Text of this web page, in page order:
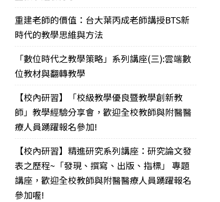
重建老師的價值：台大葉丙成老師講授BTS新
時代的教學思維與方法
「數位時代之教學策略」系列講座(三):雲端數
位教材與翻轉教學
【校內研習】「校級教學優良暨教學創新教
師」教學經驗分享會，歡迎全校教師與附醫醫
療人員踴躍報名參加!
【校內研習】精進研究系列講座：研究論文發
表之歷程~「發現、撰寫、出版、指標」 專題
講座，歡迎全校教師與附醫醫療人員踴躍報名
參加喔!